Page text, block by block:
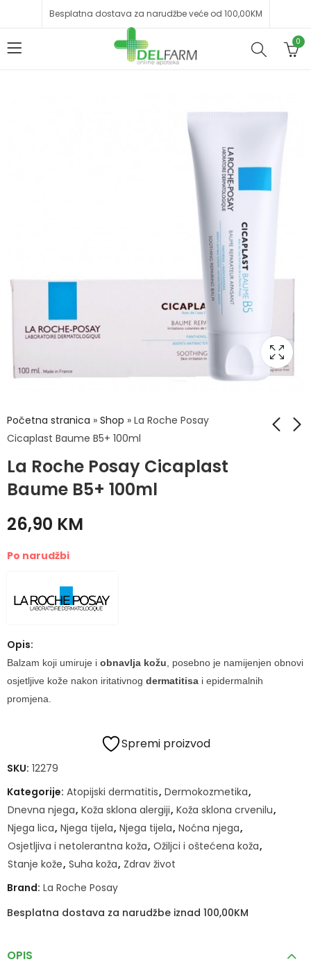
Besplatna dostava za narudžbe veće od 100,00KM
0
Početna stranica » Shop » La Roche Posay
Cicaplast Baume B5+ 100ml
La Roche Posay Cicaplast
Baume B5+ 100ml
La Roche Posay
La Roche Posay EAU
26,90 KM
Po narudžbi
Opis:
Balzam koji umiruje i obnavlja kožu , posebno je namijenjen obnovi
osjetljive kože nakon iritativnog dermatitisa i epidermalnih
promjena.
Spremi proizvod
SKU: 12279
Kategorije: Atopijski dermatitis, Dermokozmetika,
Dnevna njega, Koža sklona alergiji, Koža sklona crvenilu,
Njega lica, Njega tijela, Njega tijela, Noćna njega,
Osjetljiva i netolerantna koža, Ožiljci i oštećena koža,
Stanje kože, Suha koža, Zdrav život
Brand: La Roche Posay
Besplatna dostava za narudžbe iznad 100,00KM
OPIS